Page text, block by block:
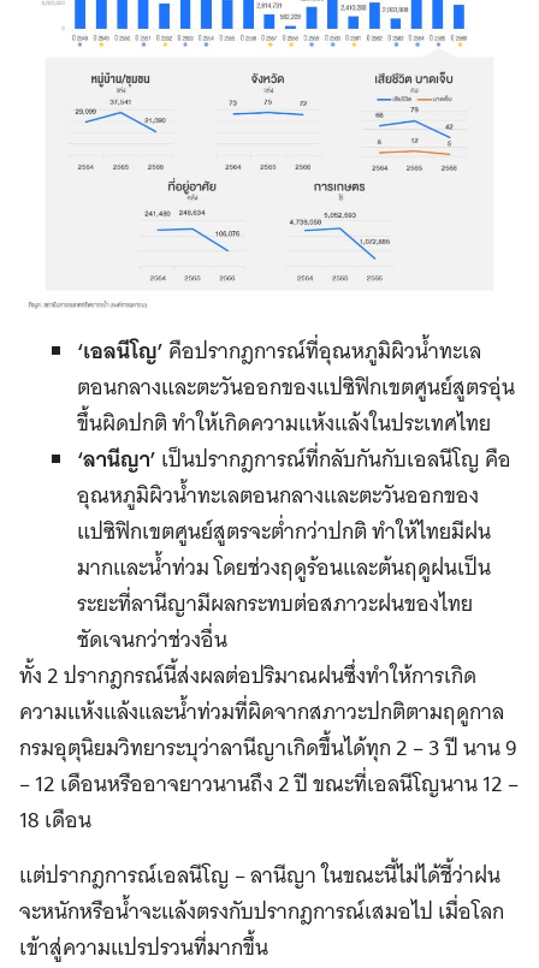
‘เอลนีโญ’คือปรากฎการณ์ที่อุณหภูมิผิวน้ำทะเล
ตอนกลางและตะวันออกของแปซิฟิกเขตศูนย์สูตรอุ่น
ขึ้นผิดปกติ ทำให้เกิดความแห้งแล้งในประเทศไทย
‘ลานีญา’เป็นปรากฎการณ์ที่กลับกันกับเอลนีโญ คือ
อุณหภูมิผิวน้ำทะเลตอนกลางและตะวันออกของ
แปซิฟิกเขตศูนย์สูตรจะต่ำกว่าปกติ ทำให้ไทยมีฝน
มากและน้ำท่วม โดยช่วงฤดูร้อนและต้นฤดูฝนเป็น
ระยะที่ลานีญามีผลกระทบต่อสภาวะฝนของไทย
ชัดเจนกว่าช่วงอื่น
ทั้ง 2 ปรากฎกรณ์นี้ส่งผลต่อปริมาณฝนซึ่งทำให้การเกิด
ความแห้งแล้งและน้ำท่วมที่ผิดจากสภาวะปกติตามฤดูกาล
กรมอุตุนิยมวิทยาระบุว่าลานีญาเกิดขึ้นได้ทุก 2 – 3 ปี นาน 9
– 12 เดือนหรืออาจยาวนานถึง 2 ปี ขณะที่เอลนีโญนาน 12 –
18 เดือน
แต่ปรากฎการณ์เอลนีโญ – ลานีญา ในขณะนี้ไม่ได้ชี้ว่าฝน
จะหนักหรือน้ำจะแล้งตรงกับปรากฎการณ์เสมอไป เมื่อโลก
เข้าสู่ความแปรปรวนที่มากขึ้น